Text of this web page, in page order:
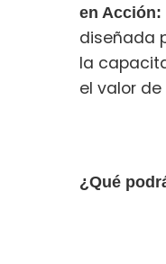
en Acción:
diseñada
la
el valor
¿Qué